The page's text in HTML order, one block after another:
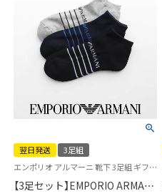
翌日発送
3足組
エンポリオ アルマーニ 靴下 3足組 ギフト プレゼント
【3足セット】EMPORIO ARMANI